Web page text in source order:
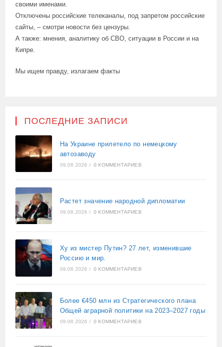
своими именами.
Отключены российские телеканалы, под запретом российские
сайты, – смотри новости без цензуры.
А также: мнения, аналитику об СВО, ситуации в России и на
Кипре.
Мы ищем правду, излагаем факты
ПОСЛЕДНИЕ ЗАПИСИ
На Украине прилетело по немецкому
автозаводу
09.08.2026 / 0 КОММЕНТАРИЕВ
Растет значение народной дипломатии
09.08.2026 / 0 КОММЕНТАРИЕВ
Ху из мистер Путин? 27 лет, изменившие
Россию и мир.
09.08.2026 / 0 КОММЕНТАРИЕВ
Более €450 млн из Стратегического плана
Общей аграрной политики на 2023–2027 годы
09.08.2026 / 0 КОММЕНТАРИЕВ